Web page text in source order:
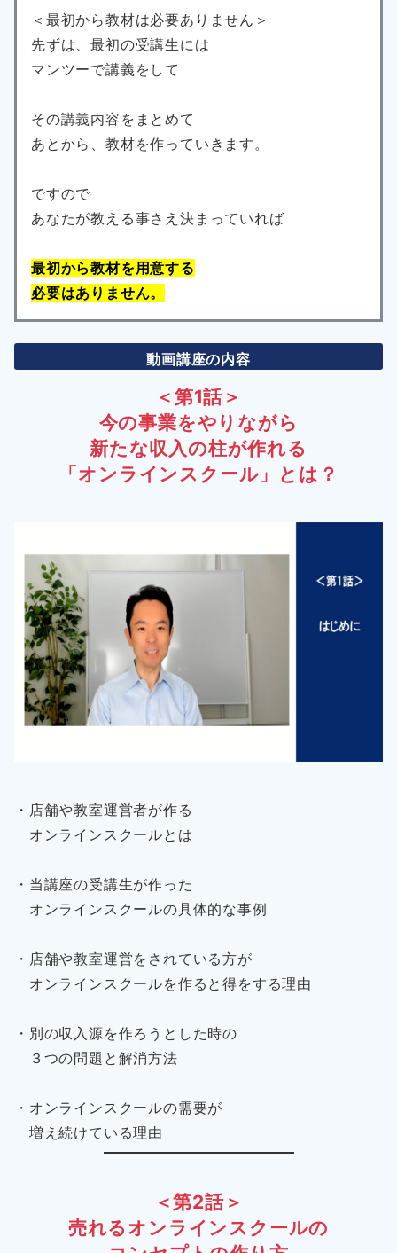
＜最初から教材は必要ありません＞
先ずは、最初の受講生には
マンツーで講義をして
その講義内容をまとめて
あとから、教材を作っていきます。
ですので
あなたが教える事さえ決まっていれば
最初から教材を用意する
必要はありません。
動画講座の内容
＜第1話＞
今の事業をやりながら
新たな収入の柱が作れる
「オンラインスクール」とは？
・店舗や教室運営者が作る
オンラインスクールとは
・当講座の受講生が作った
オンラインスクールの具体的な事例
・店舗や教室運営をされている方が
オンラインスクールを作ると得をする理由
・別の収入源を作ろうとした時の
３つの問題と解消方法
・オンラインスクールの需要が
増え続けている理由
＜第2話＞
売れるオンラインスクールの